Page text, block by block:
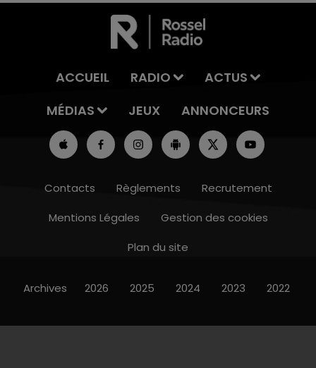
ACCUEIL RADIO
ACTUS
MÉDIAS
JEUX ANNONCEURS
Contacts Règlements
Recrutement
Mentions Légales
Gestion des cookies
Plan du site
Archives 2026 2025 2024 2023 2022